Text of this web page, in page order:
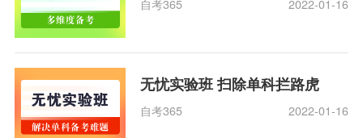
自考365 2022-01-16
无忧实验班 扫除单科拦路虎
自考365 2022-01-16